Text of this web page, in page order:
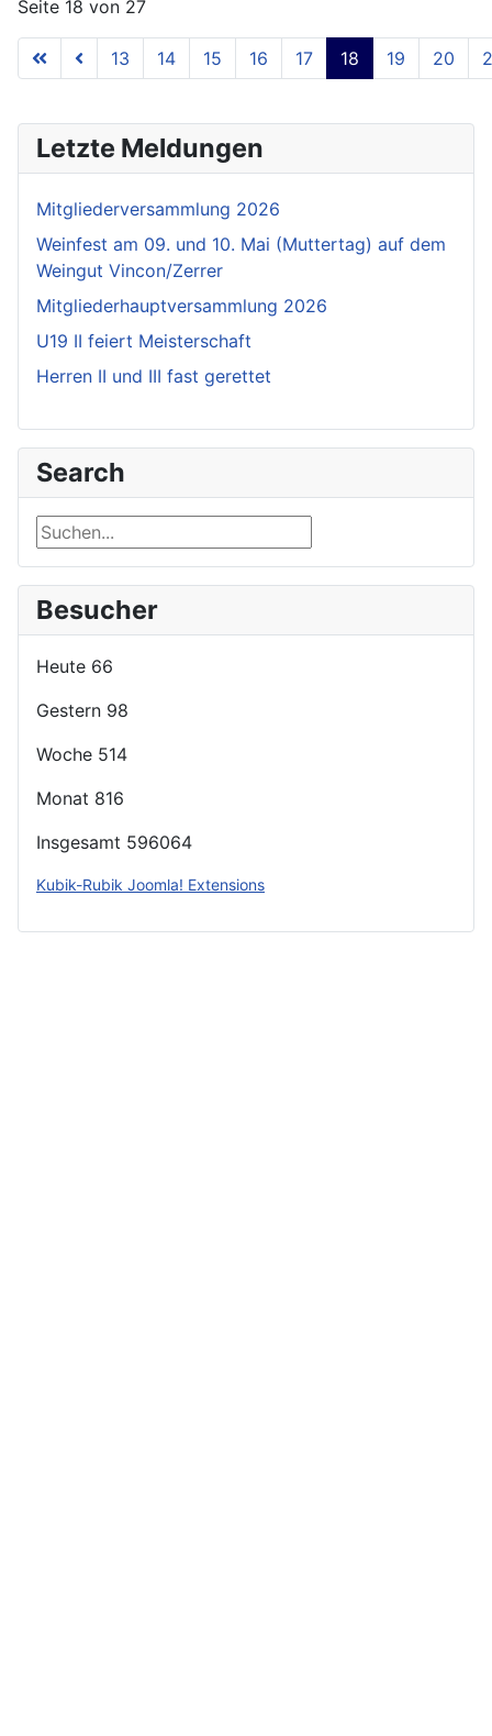
Letzte Meldungen
Mitgliederversammlung 2026
Weinfest am 09. und 10. Mai (Muttertag) auf dem
Weingut Vincon/Zerrer
Mitgliederhauptversammlung 2026
U19 II feiert Meisterschaft
Herren II und III fast gerettet
Search
Suchen...
Besucher
Heute 66
Gestern 98
Woche 514
Monat 816
Insgesamt 596064
Kubik-Rubik Joomla! Extensions
Seite 18 von 27
13 14 15 16 17 18 19 20